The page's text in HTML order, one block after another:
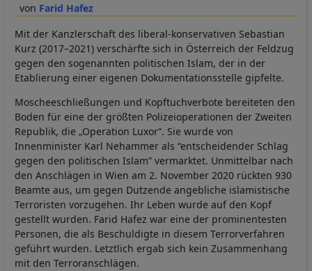
Farid Hafez
Mit der Kanzlerschaft des liberal-konservativen Sebastian
Kurz (2017–2021) verschärfte sich in Österreich der Feldzug
gegen den sogenannten politischen Islam, der in der
Etablierung einer eigenen Dokumentationsstelle gipfelte.
Moscheeschließungen und Kopftuchverbote bereiteten den
Boden für eine der größten Polizeioperationen der Zweiten
Republik, die „Operation Luxor“. Sie wurde von
Innenminister Karl Nehammer als “entscheidender Schlag
gegen den politischen Islam” vermarktet. Unmittelbar nach
den Anschlägen in Wien am 2. November 2020 rückten 930
Beamte aus, um gegen Dutzende angebliche islamistische
Terroristen vorzugehen. Ihr Leben wurde auf den Kopf
gestellt wurden. Farid Hafez war eine der prominentesten
Personen, die als Beschuldigte in diesem Terrorverfahren
geführt wurden. Letztlich ergab sich kein Zusammenhang
mit den Terroranschlägen.